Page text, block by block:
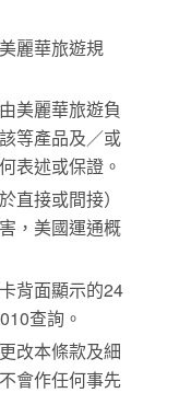
麗華旅遊規
美麗華旅遊負
等產品及／或
表述或保證。
直接或間接）
，美國運通概
背面顯示的24
查詢。
改本條款及細
會作任何事先